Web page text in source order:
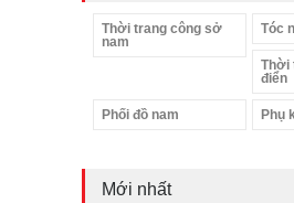
Thời trang công sở
nam
Tóc
Thời
điển
Phối đồ nam Phụ
Mới nhất